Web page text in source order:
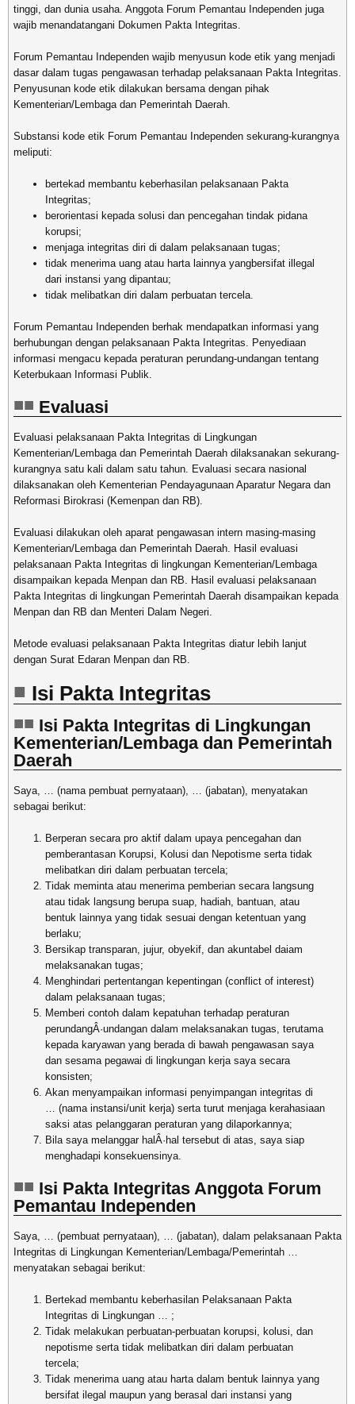
tinggi, dan dunia usaha. Anggota Forum Pemantau Independen juga
wajib menandatangani Dokumen Pakta Integritas.
Forum Pemantau Independen wajib menyusun kode etik yang menjadi
dasar dalam tugas pengawasan terhadap pelaksanaan Pakta Integritas.
Penyusunan kode etik dilakukan bersama dengan pihak
Kementerian/Lembaga dan Pemerintah Daerah.
Substansi kode etik Forum Pemantau Independen sekurang-kurangnya
meliputi:
bertekad membantu keberhasilan pelaksanaan Pakta
Integritas;
berorientasi kepada solusi dan pencegahan tindak pidana
korupsi;
menjaga integritas diri di dalam pelaksanaan tugas;
tidak menerima uang atau harta lainnya yangbersifat illegal
dari instansi yang dipantau;
tidak melibatkan diri dalam perbuatan tercela.
Forum Pemantau Independen berhak mendapatkan informasi yang
berhubungan dengan pelaksanaan Pakta Integritas. Penyediaan
informasi mengacu kepada peraturan perundang-undangan tentang
Keterbukaan Informasi Publik.
Evaluasi
Evaluasi pelaksanaan Pakta Integritas di Lingkungan
Kementerian/Lembaga dan Pemerintah Daerah dilaksanakan sekurang-
kurangnya satu kali dalam satu tahun. Evaluasi secara nasional
dilaksanakan oleh Kementerian Pendayagunaan Aparatur Negara dan
Reformasi Birokrasi (Kemenpan dan RB).
Evaluasi dilakukan oleh aparat pengawasan intern masing-masing
Kementerian/Lembaga dan Pemerintah Daerah. Hasil evaluasi
pelaksanaan Pakta Integritas di lingkungan Kementerian/Lembaga
disampaikan kepada Menpan dan RB. Hasil evaluasi pelaksanaan
Pakta Integritas di lingkungan Pemerintah Daerah disampaikan kepada
Menpan dan RB dan Menteri Dalam Negeri.
Metode evaluasi pelaksanaan Pakta Integritas diatur lebih lanjut
dengan Surat Edaran Menpan dan RB.
Isi Pakta Integritas
Isi Pakta Integritas di Lingkungan
Kementerian/Lembaga dan Pemerintah
Daerah
Saya, … (nama pembuat pernyataan), … (jabatan), menyatakan
sebagai berikut:
Berperan secara pro aktif dalam upaya pencegahan dan
pemberantasan Korupsi, Kolusi dan Nepotisme serta tidak
melibatkan diri dalam perbuatan tercela;
Tidak meminta atau menerima pemberian secara langsung
atau tidak langsung berupa suap, hadiah, bantuan, atau
bentuk lainnya yang tidak sesuai dengan ketentuan yang
berlaku;
Bersikap transparan, jujur, obyekif, dan akuntabel daiam
melaksanakan tugas;
Menghindari pertentangan kepentingan (conflict of interest)
dalam pelaksanaan tugas;
Memberi contoh dalam kepatuhan terhadap peraturan
perundangÂ·undangan dalam melaksanakan tugas, terutama
kepada karyawan yang berada di bawah pengawasan saya
dan sesama pegawai di lingkungan kerja saya secara
konsisten;
Akan menyampaikan informasi penyimpangan integritas di
… (nama instansi/unit kerja) serta turut menjaga kerahasiaan
saksi atas pelanggaran peraturan yang dilaporkannya;
Bila saya melanggar halÂ·hal tersebut di atas, saya siap
menghadapi konsekuensinya.
Isi Pakta Integritas Anggota Forum
Pemantau Independen
Saya, … (pembuat pernyataan), … (jabatan), dalam pelaksanaan Pakta
Integritas di Lingkungan Kementerian/Lembaga/Pemerintah …
menyatakan sebagai berikut:
Bertekad membantu keberhasilan Pelaksanaan Pakta
Integritas di Lingkungan … ;
Tidak melakukan perbuatan-perbuatan korupsi, kolusi, dan
nepotisme serta tidak melibatkan diri dalam perbuatan
tercela;
Tidak menerima uang atau harta dalam bentuk lainnya yang
bersifat ilegal maupun yang berasal dari instansi yang